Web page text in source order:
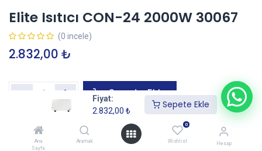
Fiyat:
2.832,00 ₺
Sepete Ekle
Ana
Sayfa
Aramak
0
Wishlist Hesap
Elite Isıtıcı CON-24 2000W 30067
(0 incele)
2.832,00 ₺
Sepete Ekle
Garanti+ Uzatılmış Garanti Ekle İtibaren